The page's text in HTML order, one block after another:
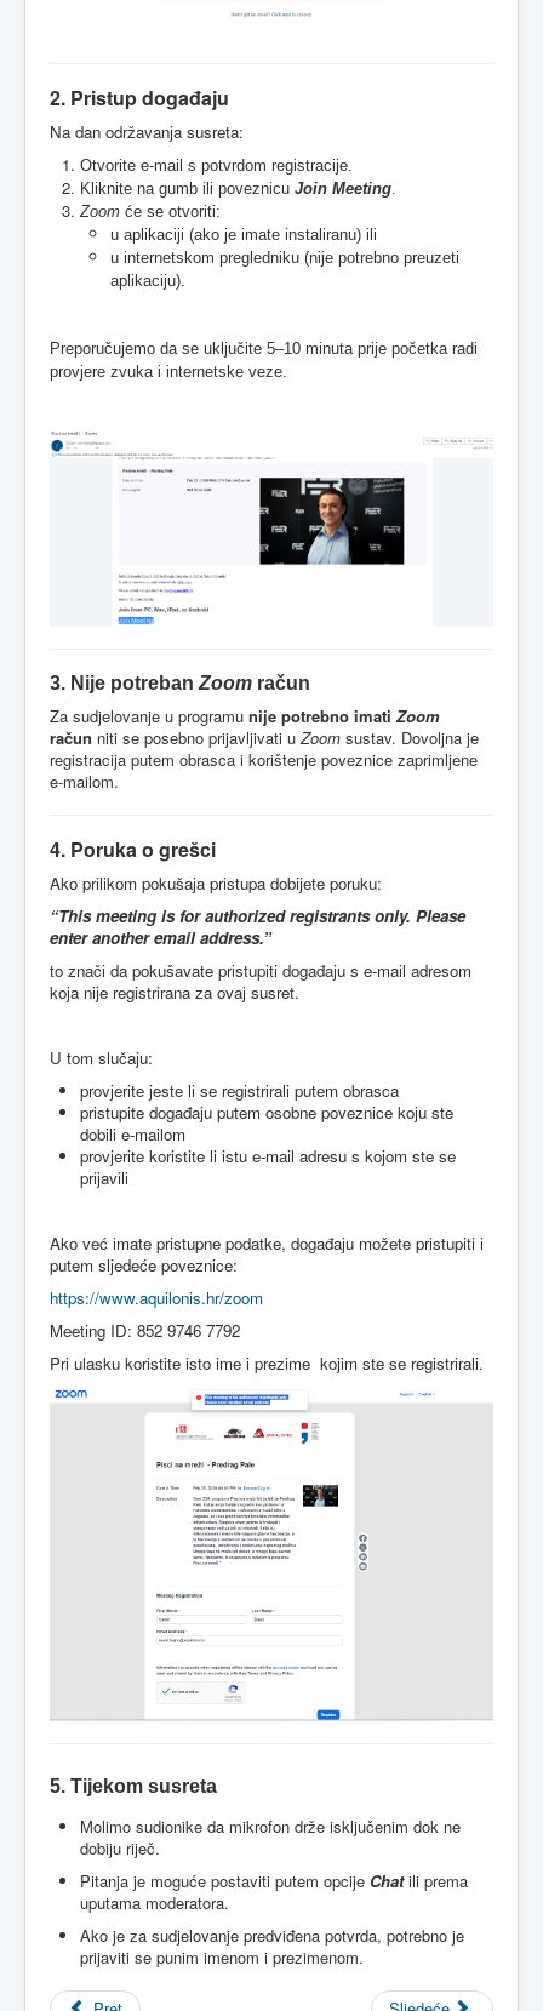
2. Pristup događaju
Na dan održavanja susreta:
Otvorite e-mail s potvrdom registracije.
Kliknite na gumb ili poveznicu Join Meeting.
Zoom će se otvoriti:
u aplikaciji (ako je imate instaliranu) ili
u internetskom pregledniku (nije potrebno preuzeti
aplikaciju).
Preporučujemo da se uključite 5–10 minuta prije početka radi
provjere zvuka i internetske veze.
3. Nije potreban Zoom račun
Za sudjelovanje u programu nije potrebno imati Zoom
račun niti se posebno prijavljivati uZoom sustav. Dovoljna je
registracija putem obrasca i korištenje poveznice zaprimljene
e-mailom.
4. Poruka o grešci
Ako prilikom pokušaja pristupa dobijete poruku:
“This meeting is for authorized registrants only. Please
enter another email address.”
to znači da pokušavate pristupiti događaju s e-mail adresom
koja nije registrirana za ovaj susret.
U tom slučaju:
provjerite jeste li se registrirali putem obrasca
pristupite događaju putem osobne poveznice koju ste
dobili e-mailom
provjerite koristite li istu e-mail adresu s kojom ste se
prijavili
Ako već imate pristupne podatke, događaju možete pristupiti i
putem sljedeće poveznice:
https://www.aquilonis.hr/zoom
Meeting ID: 852 9746 7792
Pri ulasku koristite isto ime i prezime kojim ste se registrirali.
5. Tijekom susreta
Molimo sudionike da mikrofon drže isključenim dok ne
dobiju riječ.
Pitanja je moguće postaviti putem opcije Chatili prema
uputama moderatora.
Ako je za sudjelovanje predviđena potvrda, potrebno je
prijaviti se punim imenom i prezimenom.